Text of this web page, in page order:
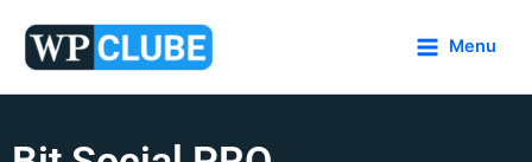
para
conteúdo
Menu